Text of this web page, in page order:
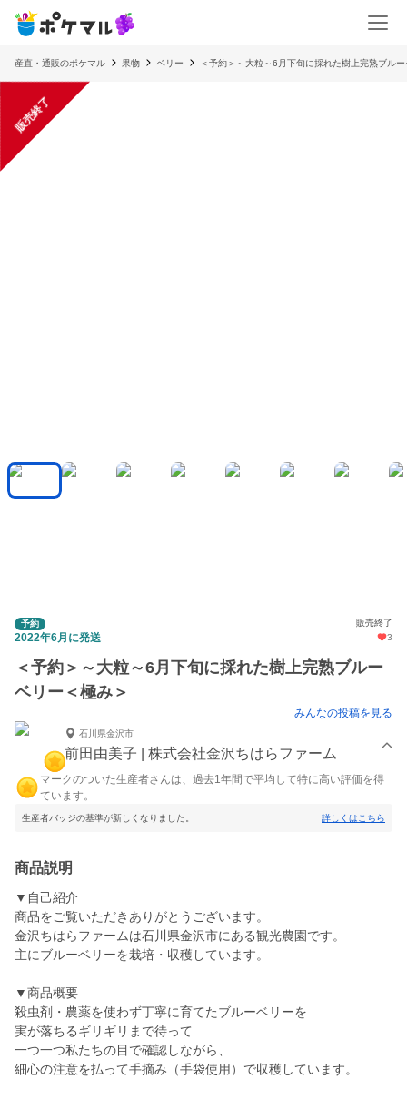
産直・通販のポケマル 果物 ベリー ＜予約＞～大粒～6月下旬に採れた樹上完熟ブル
販売終了
予約 販売終了
2022年6月に発送 3
＜予約＞～大粒～6月下旬に採れた樹上完熟ブルー
ベリー＜極み＞
みんなの投稿を見る
石川県金沢市
前田由美子 | 株式会社金沢ちはらファーム
マークのついた生産者さんは、過去1年間で平均して特に高い評価を得
ています。
生産者バッジの基準が新しくなりました。 詳しくはこちら
商品説明
▼自己紹介
商品をご覧いただきありがとうございます。
金沢ちはらファームは石川県金沢市にある観光農園です。
主にブルーベリーを栽培・収穫しています。
▼商品概要
殺虫剤・農薬を使わず丁寧に育てたブルーベリーを
実が落ちるギリギリまで待って
一つ一つ私たちの目で確認しながら、
細心の注意を払って手摘み（手袋使用）で収穫しています。